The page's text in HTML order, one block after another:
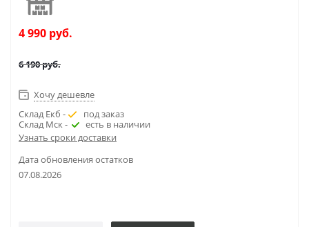
4 990 руб.
6 190руб.
Хочу дешевле
Склад Екб -
под заказ
Склад Мск -
есть в наличии
Узнать сроки доставки
Дата обновления остатков
07.08.2026